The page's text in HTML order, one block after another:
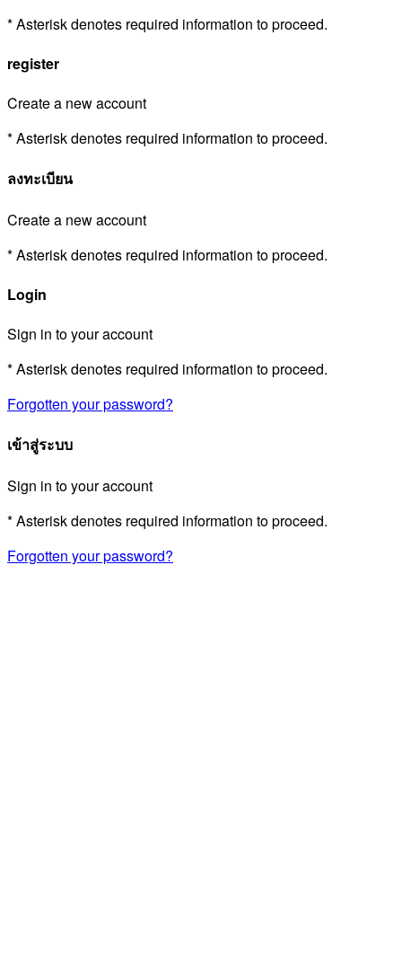
* Asterisk denotes required information to proceed.
register
Create a new account
* Asterisk denotes required information to proceed.
ลงทะเบียน
Create a new account
* Asterisk denotes required information to proceed.
Login
Sign in to your account
* Asterisk denotes required information to proceed.
Forgotten your password?
เข้าสู่ระบบ
Sign in to your account
* Asterisk denotes required information to proceed.
Forgotten your password?